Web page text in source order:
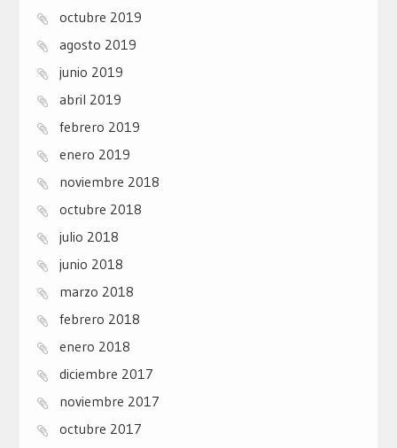
octubre 2019
agosto 2019
junio 2019
abril 2019
febrero 2019
enero 2019
noviembre 2018
octubre 2018
julio 2018
junio 2018
marzo 2018
febrero 2018
enero 2018
diciembre 2017
noviembre 2017
octubre 2017